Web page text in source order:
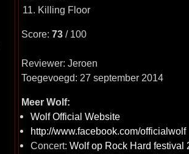
11. Killing Floor
Score: 73/ 100
Reviewer: Jeroen
Toegevoegd: 27 september 2014
Meer Wolf:
Wolf Official Website
http://www.facebook.com/officialwolf
Concert: Wolf op Rock Hard festival